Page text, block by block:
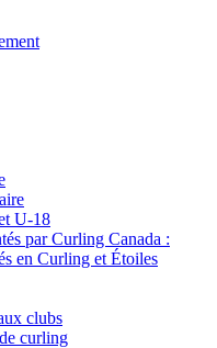
U-18
par Curling Canada :
en Curling et Étoiles
clubs
curling